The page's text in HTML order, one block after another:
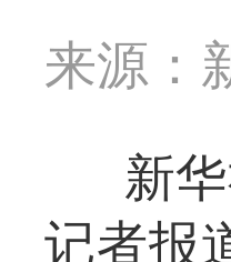
来源：
新
记者报